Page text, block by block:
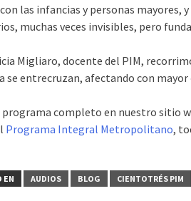
las infancias y personas mayores,
muchas veces invisibles, pero
Migliaro, docente del PIM,
se entrecruzan, afectando con
programa completo en nuestro sitio
Programa Integral Metropolitano,
EN AUDIOS BLOG CIENTOTRÉS PIM